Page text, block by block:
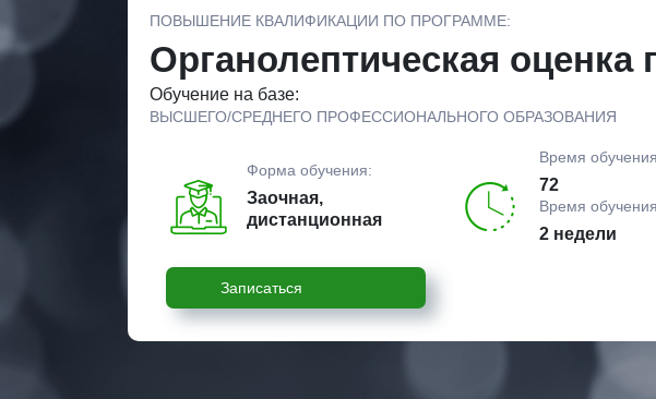
ПОВЫШЕНИЕ КВАЛИФИКАЦИИ ПО ПРОГРАММЕ:
Органолептическая оценка
Обучение на базе:
ВЫСШЕГО/СРЕДНЕГО ПРОФЕССИОНАЛЬНОГО ОБРАЗОВАНИЯ
Форма обучения:
Заочная,
дистанционная
Время
72
Время
2 недели
Записаться